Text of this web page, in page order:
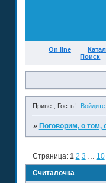
On line
Поиск
Привет, Гость! Войдите
» Поговорим, о том,
Считалочка
Страница: 1 2 3 10